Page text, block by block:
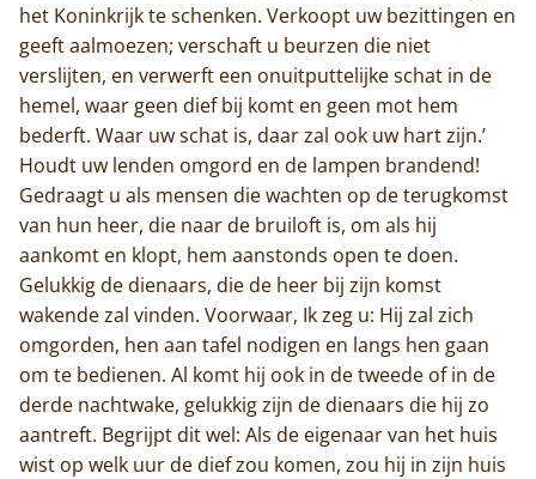
het Koninkrijk te schenken. Verkoopt uw bezittingen en
geeft aalmoezen; verschaft u beurzen die niet
verslijten, en verwerft een onuitputtelijke schat in de
hemel, waar geen dief bij komt en geen mot hem
bederft. Waar uw schat is, daar zal ook uw hart zijn.’
Houdt uw lenden omgord en de lampen brandend!
Gedraagt u als mensen die wachten op de terugkomst
van hun heer, die naar de bruiloft is, om als hij
aankomt en klopt, hem aanstonds open te doen.
Gelukkig de dienaars, die de heer bij zijn komst
wakende zal vinden. Voorwaar, Ik zeg u: Hij zal zich
omgorden, hen aan tafel nodigen en langs hen gaan
om te bedienen. Al komt hij ook in de tweede of in de
derde nachtwake, gelukkig zijn de dienaars die hij zo
aantreft. Begrijpt dit wel: Als de eigenaar van het huis
wist op welk uur de dief zou komen, zou hij in zijn huis